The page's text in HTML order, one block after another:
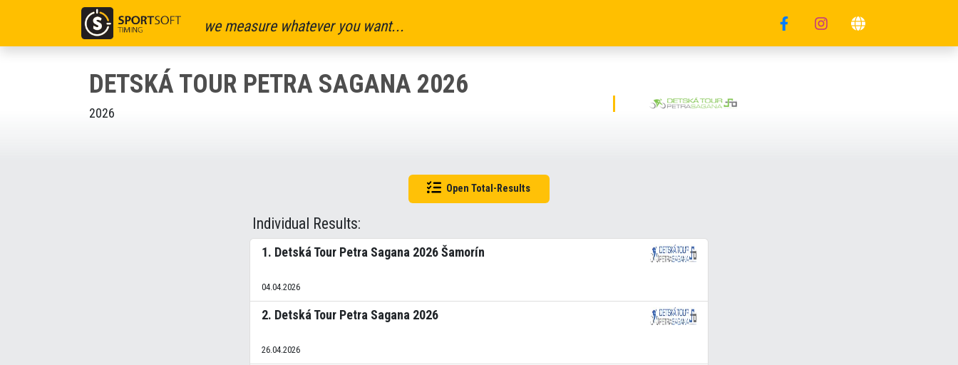
we measure whatever you want...
DETSKÁ TOUR PETRA SAGANA 2026
2026
Open Total-Results
Individual Results:
1. Detská Tour Petra Sagana 2026 Šamorín
04.04.2026
2. Detská Tour Petra Sagana 2026
26.04.2026